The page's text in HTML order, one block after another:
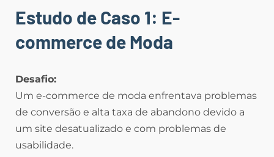
Estudo de Caso 1: E-
commerce de Moda
Desafio:
Um e-commerce de moda enfrentava problemas
de conversão e alta taxa de abandono devido a
um site desatualizado e com problemas de
usabilidade.